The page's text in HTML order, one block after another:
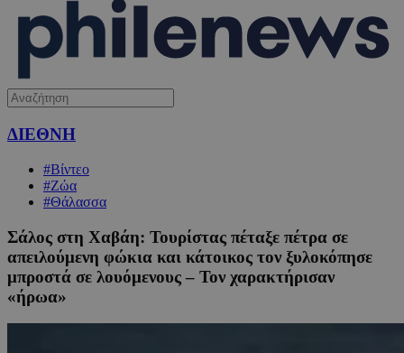
ΔΙΕΘΝΗ
#Βίντεο
#Ζώα
#Θάλασσα
Σάλος στη Χαβάη: Τουρίστας πέταξε πέτρα σε
απειλούμενη φώκια και κάτοικος τον ξυλοκόπησε
μπροστά σε λουόμενους – Τον χαρακτήρισαν
«ήρωα»